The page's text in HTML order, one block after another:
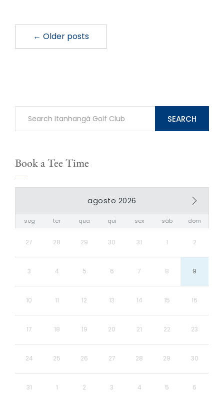
← Older posts
SEARCH
Book a Tee Time
agosto 2026
seg ter qua qui sex sáb dom
27 28 29 30 31 1 2
3 4 5 6 7 8 9
10 11 12 13 14 15 16
17 18 19 20 21 22 23
24 25 26 27 28 29 30
31 1 2 3 4 5 6